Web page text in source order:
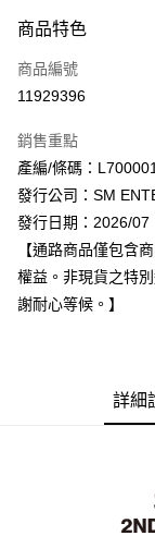
信用卡一次付款
超商取貨付款
Apple Pay
街口支付
悠遊付
AFTEE先享後付
相關說明
１．簡單：不需註冊
２．便利：只要手機
１．於結帳方式選擇
結帳頁面，進行簡訊
２．訂單成立數日內
每筆NT$60，滿
商品特色
商品編號
11929396
銷售重點
產編/條碼：
發行公司：SM
發行日期：2026/07
【通路商品僅包含
權益。非現貨之特
謝耐心等候。】
詳細